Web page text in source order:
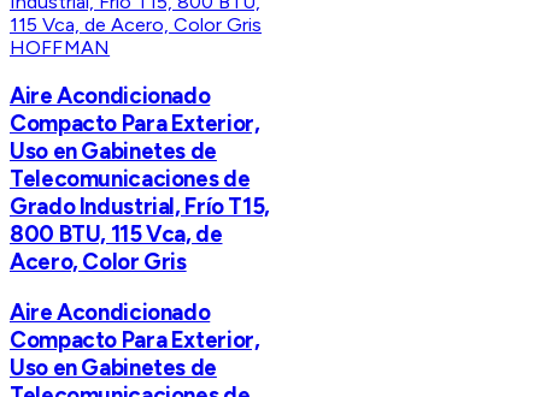
HOFFMAN
Aire Acondicionado
Compacto Para Exterior,
Uso en Gabinetes de
Telecomunicaciones de
Grado Industrial, Frío T15,
800 BTU, 115 Vca, de
Acero, Color Gris
Aire Acondicionado
Compacto Para Exterior,
Uso en Gabinetes de